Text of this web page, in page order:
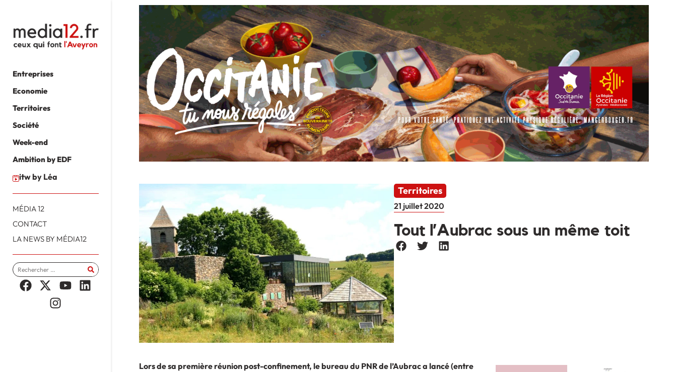
Entreprises
Economie
Territoires
Société
Week-end
Ambition by EDF
itw by Léa
MÉDIA 12
CONTACT
LA NEWS BY MÉDIA12
Territoires
21 juillet 2020
Tout l’Aubrac sous un même toit
Lors de sa première réunion post-confinement, le bureau du PNR de l’Aubrac a lancé (entre